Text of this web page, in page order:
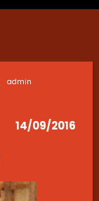
admin
14/09/2016